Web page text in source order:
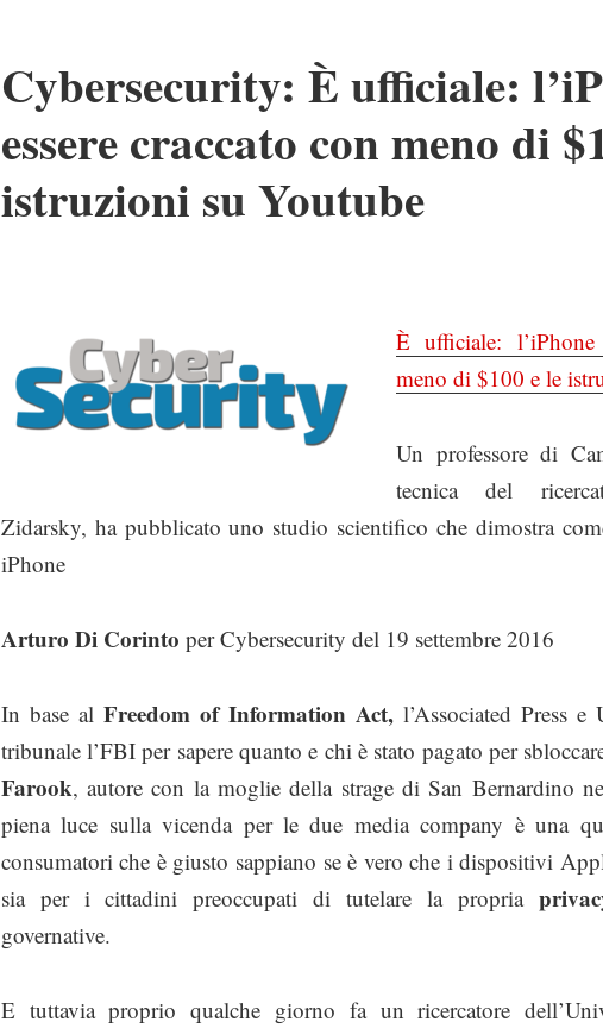
Cybersecurity: È ufficiale:
essere craccato con meno di
istruzioni su Youtube
È ufficiale:
meno di $100 e le
Un professore di
tecnica del
Zidarsky, ha pubblicato uno studio scientifico che dimostra
iPhone
Arturo Di Corinto per Cybersecurity del 19 settembre 2016
In base al Freedom of Information Act,l’Associated Press e
tribunale l’FBI per sapere quanto e chi è stato pagato per
Farook, autore con la moglie della strage di San Bernardino
piena luce sulla vicenda per le due media company è una
consumatori che è giusto sappiano se è vero che i dispositivi
sia per i cittadini preoccupati di tutelare la propria
governative.
E tuttavia proprio qualche giorno fa un ricercatore